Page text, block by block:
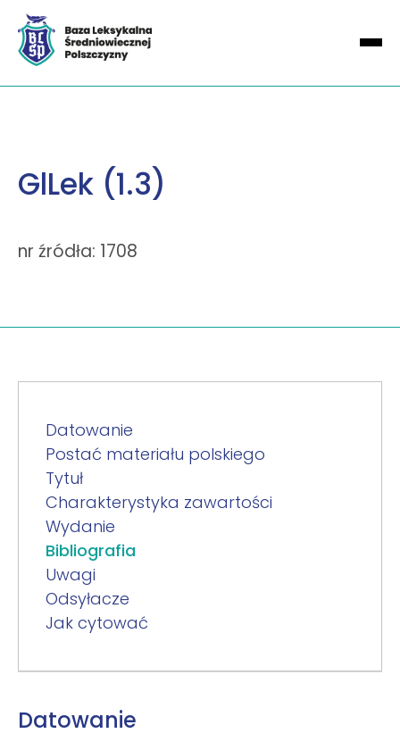
GlLek (1.3)
nr źródła: 1708
Datowanie
Postać materiału polskiego
Tytuł
Charakterystyka zawartości
Wydanie
Bibliografia
Uwagi
Odsyłacze
Jak cytować
Datowanie